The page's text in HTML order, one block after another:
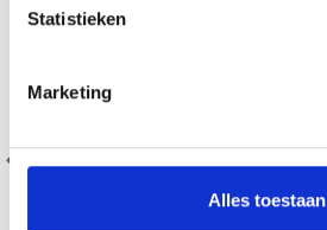
Statistieken
Marketing
Alles toestaan